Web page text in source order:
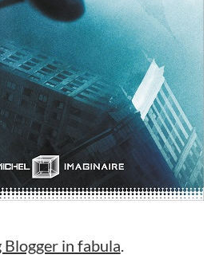
Blogger in fabula.